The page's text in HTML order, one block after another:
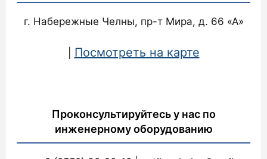
г. Набережные Челны, пр-т Мира, д. 66 «А»
Посмотреть на карте
Проконсультируйтесь у нас по
инженерному оборудованию